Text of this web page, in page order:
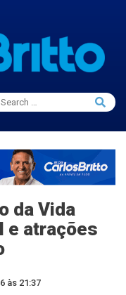
Search
for:
Search
da Vida
e atrações
às 21:37